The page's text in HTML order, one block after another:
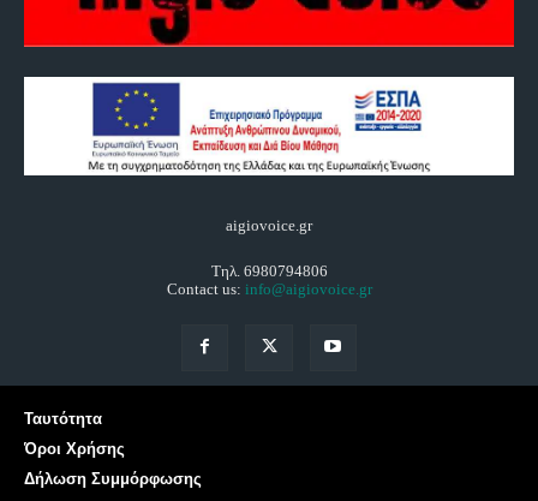
aigiovoice.gr
Τηλ. 6980794806
Contact us: info@aigiovoice.gr
Ταυτότητα
Όροι Χρήσης
Δήλωση Συμμόρφωσης